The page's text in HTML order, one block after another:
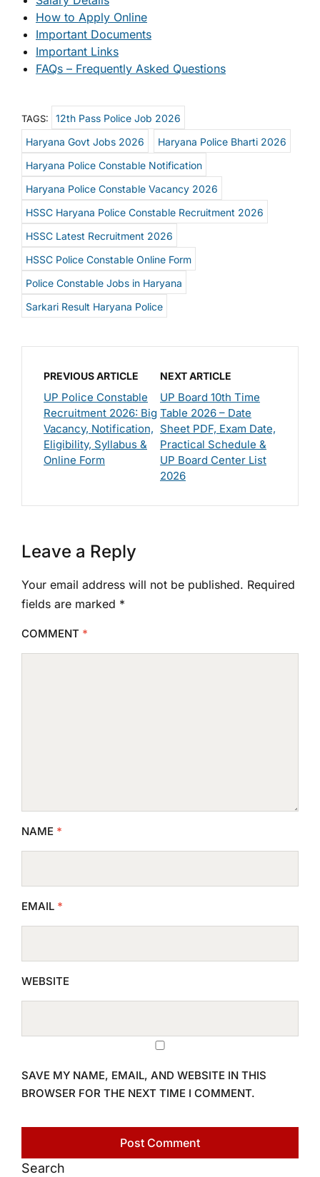
How to Apply Online
Important Documents
Important Links
FAQs – Frequently Asked Questions
TAGS:
12th Pass Police Job 2026
Haryana Govt Jobs 2026
Haryana Police Bharti 2026
Haryana Police Constable Notification
Haryana Police Constable Vacancy 2026
HSSC Haryana Police Constable Recruitment 2026
HSSC Latest Recruitment 2026
HSSC Police Constable Online Form
Police Constable Jobs in Haryana
Sarkari Result Haryana Police
PREVIOUS ARTICLE
UP Police Constable
Recruitment 2026: Big
Vacancy, Notification,
Eligibility, Syllabus &
Online Form
NEXT ARTICLE
UP Board 10th Time
Table 2026 – Date
Sheet PDF, Exam Date,
Practical Schedule &
UP Board Center List
2026
Leave a Reply
Your email address will not be published. Required
fields are marked *
COMMENT *
NAME *
EMAIL *
WEBSITE
SAVE MY NAME, EMAIL, AND WEBSITE IN THIS
BROWSER FOR THE NEXT TIME I COMMENT.
Search